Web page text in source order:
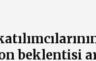
beklentisi